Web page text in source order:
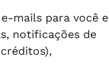
mails para você e
notificações de